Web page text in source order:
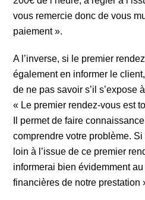
vous remercie donc de vous
paiement ».
A l’inverse, si le premier
également en informer le
de ne pas savoir s’il s’expose
« Le premier rendez-vous est
Il permet de faire
comprendre votre problème.
loin à l’issue de ce premier
informerai bien évidemment
financières de notre prestation